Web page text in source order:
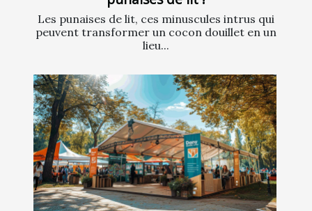
Les punaises de lit, ces minuscules intrus qui
peuvent transformer un cocon douillet en un
lieu...